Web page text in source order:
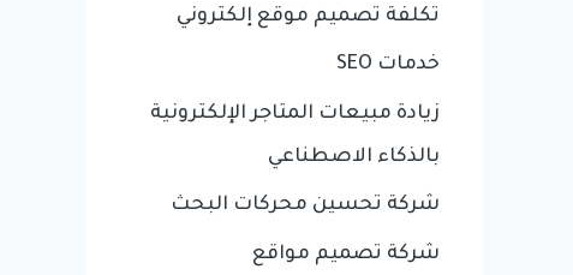
تكلفة تصميم موقع إلكتروني
خدمات SEO
زيادة مبيعات المتاجر الإلكترونية
بالذكاء الاصطناعي
شركة تحسين محركات البحث
شركة تصميم مواقع